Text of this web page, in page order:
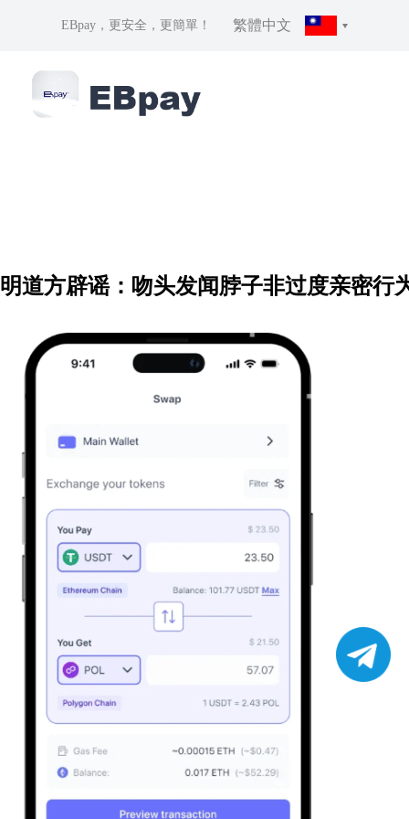
EBpay，更安全，更簡單！ 繁體中文
明道方辟谣：吻头发闻脖子非过度亲密行